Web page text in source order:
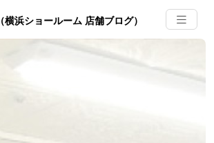
（横浜ショールーム 店舗ブログ）